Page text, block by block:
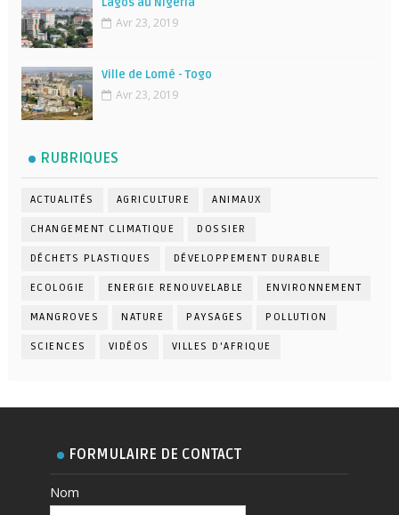
Avr 23, 2019
Ville de Lomé - Togo
Avr 23, 2019
RUBRIQUES
ACTUALITÉS AGRICULTURE ANIMAUX
CHANGEMENT CLIMATIQUE DOSSIER
DÉCHETS PLASTIQUES DÉVELOPPEMENT DURABLE
ECOLOGIE ENERGIE RENOUVELABLE ENVIRONNEMENT
MANGROVES NATURE PAYSAGES POLLUTION
SCIENCES VIDÉOS VILLES D'AFRIQUE
FORMULAIRE DE CONTACT
Nom